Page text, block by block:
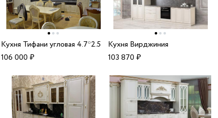
Кухня Тифани угловая 4.7*2.5
106 000₽
Кухня Вирджиния
103 870₽